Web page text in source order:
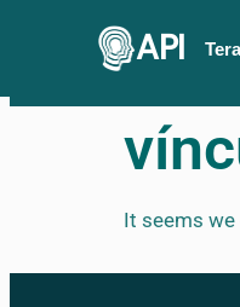
API
It seems